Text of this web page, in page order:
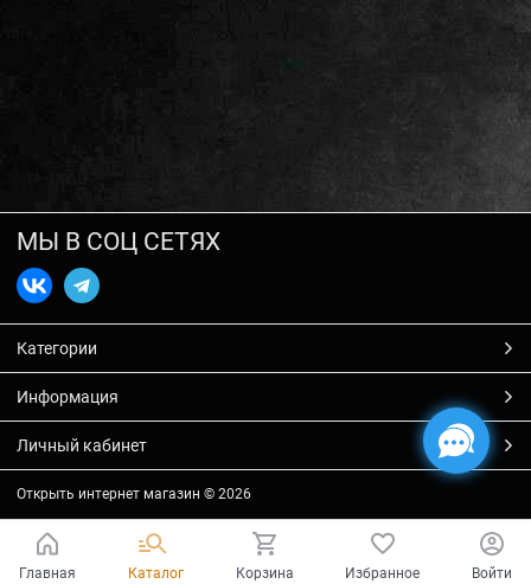
МЫ В СОЦ СЕТЯХ
Категории
Информация
Личный кабинет
Открыть интернет магазин © 2026
Главная Каталог Корзина Избранное Войти